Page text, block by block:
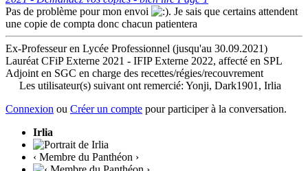
Pas de problème pour mon envoi
. Je sais que certains attendent
une copie de compta donc chacun patientera
Ex-Professeur en Lycée Professionnel (jusqu'au 30.09.2021)
Lauréat CFiP Externe 2021 - IFIP Externe 2022, affecté en SPL
Adjoint en SGC en charge des recettes/régies/recouvrement
Les utilisateur(s) suivant ont remercié: Yonji, Dark1901 , Irlia
Connexion ou Créer un compte pour participer à la conversation.
Irlia
‹ Membre du Panthéon ›